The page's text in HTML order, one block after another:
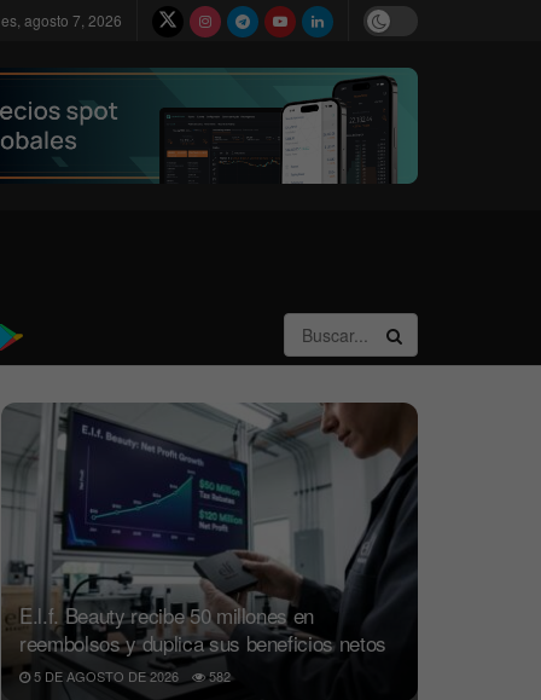
agosto 7, 2026
E.l.f. Beauty recibe 50 millones en
reembolsos y duplica sus beneficios netos
5 DE AGOSTO DE 2026 582